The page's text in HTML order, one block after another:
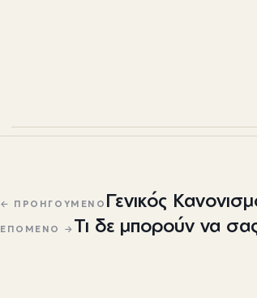
Πλοήγηση άρθρων
← ΠΡΟΗΓΟΎΜΕΝΟ Γενικός
ΕΠΌΜΕΝΟ → Τι δε μπορούν να